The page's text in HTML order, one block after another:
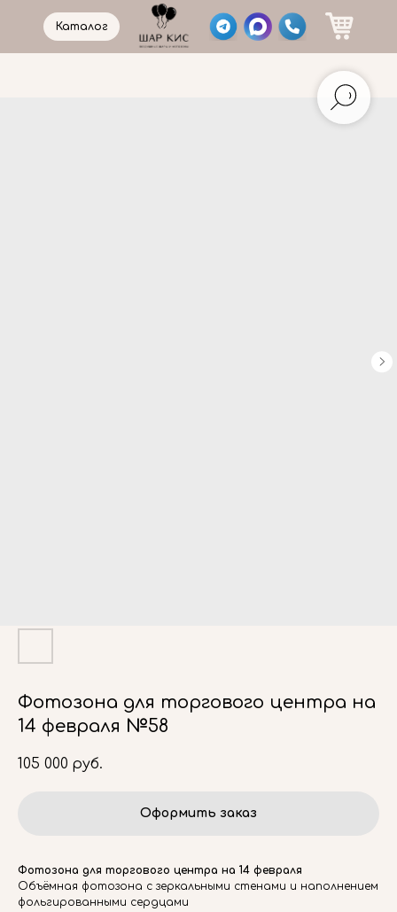
Каталог
Фотозона для торгового центра на
14 февраля №58
105 000 руб.
Оформить заказ
Фотозона для торгового центра на 14 февраля
Объёмная фотозона с зеркальными стенами и наполнением
фольгированными сердцами